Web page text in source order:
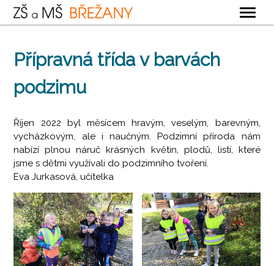
ZÁKLADNÍ ŠKOLA
ŠKOLNÍ JÍDELNA
KONTAKTY
Přípravná třída v barvách
podzimu
Říjen 2022 byl měsícem hravým, veselým, barevným,
vycházkovým, ale i naučným. Podzimní příroda nám
nabízí plnou náruč krásných květin, plodů, listí, které
jsme s dětmi využívali do podzimního tvoření.
Eva Jurkasová, učitelka